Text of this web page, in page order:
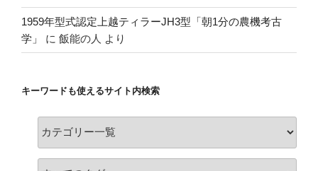
1959年型式認定上越ティラーJH3型「朝1分の農機考古
学」
に 飯能の人 より
キーワードも使えるサイト内検索